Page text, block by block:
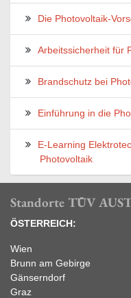
Die Photovoltaik-
Arbeitssicherheit für
Brandschutz bei
Einführung in die
E-Learning
Photovoltaik
Standorte TÜV
ÖSTERREICH:
Wien
Brunn am Gebirge
Gänserndorf
Graz